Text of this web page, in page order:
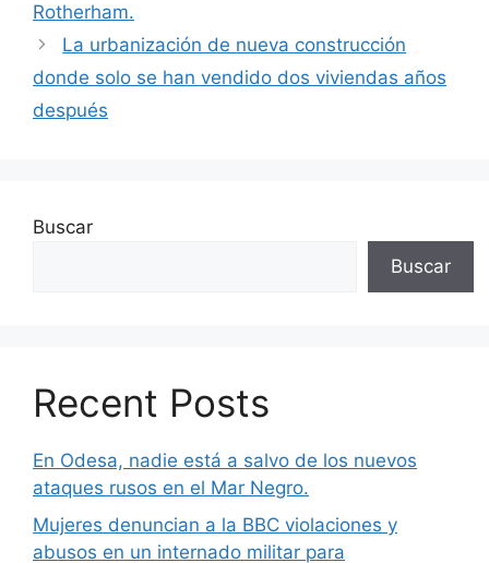
Rotherham.
La urbanización de nueva construcción
donde solo se han vendido dos viviendas años
después
Buscar
Buscar
Recent Posts
En Odesa, nadie está a salvo de los nuevos
ataques rusos en el Mar Negro.
Mujeres denuncian a la BBC violaciones y
abusos en un internado militar para